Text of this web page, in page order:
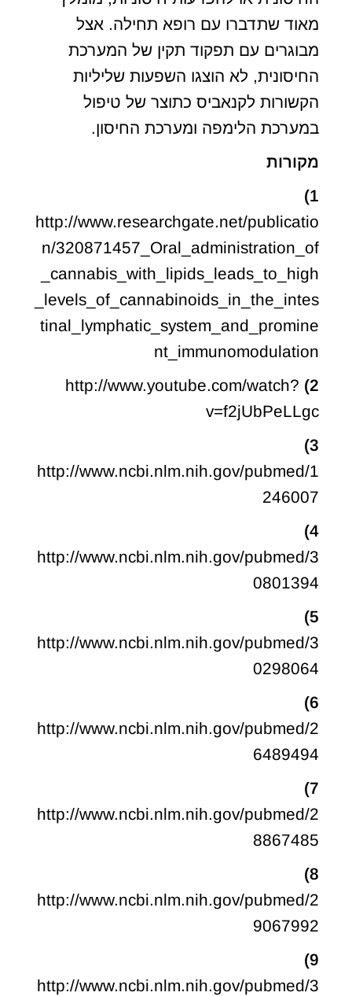
מאוד שתדברו עם רופא תחילה. אצל
מבוגרים עם תפקוד תקין של המערכת
החיסונית, לא הוצגו השפעות שליליות
הקשורות לקנאביס כתוצר של טיפול
במערכת הלימפה ומערכת החיסון.
מקורות
1)
http://www.researchgate.net/publicatio
n/320871457_Oral_administration_of
_cannabis_with_lipids_leads_to_high
_levels_of_cannabinoids_in_the_intes
tinal_lymphatic_system_and_promine
nt_immunomodulation
2)
http://www.youtube.com/watch?
v=f2jUbPeLLgc
3)
http://www.ncbi.nlm.nih.gov/pubmed/1
246007
4)
http://www.ncbi.nlm.nih.gov/pubmed/3
0801394
5)
http://www.ncbi.nlm.nih.gov/pubmed/3
0298064
6)
http://www.ncbi.nlm.nih.gov/pubmed/2
6489494
7)
http://www.ncbi.nlm.nih.gov/pubmed/2
8867485
8)
http://www.ncbi.nlm.nih.gov/pubmed/2
9067992
9)
http://www.ncbi.nlm.nih.gov/pubmed/3